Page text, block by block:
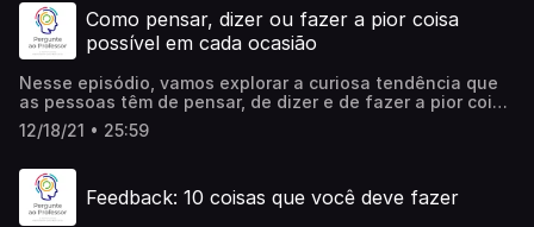
a reconhecer seus principais sintomas e a tomar
providências para promover sua redução.
Como pensar, dizer ou fazer a pior coisa
possível em cada ocasião
Nesse episódio, vamos explorar a curiosa tendência que
as pessoas têm de pensar, de dizer e de fazer a pior coisa
possível em cada ocasião. Segundo o pesquisador Daniel
Wegner, do departamento de Psicologia da Universidade
irônicos de controle mental”: os mesmos mecanismos que
nos alertam e procuram nos proteger em relação aos
piores cenários possíveis acabam favorecendo o
12/18/21 • 25:59
Feedback: 10 coisas que você deve fazer